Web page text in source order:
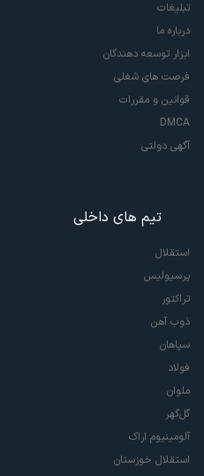
تبلیغات
درباره ما
ابزار توسعه دهندگان
فرصت های شغلی
قوانین و مقررات
DMCA
آگهی دولتی
تیم های داخلی
استقلال
پرسپولیس
تراکتور
ذوب آهن
سپاهان
فولاد
ملوان
گل‌گهر
آلومینیوم اراک
استقلال خوزستان